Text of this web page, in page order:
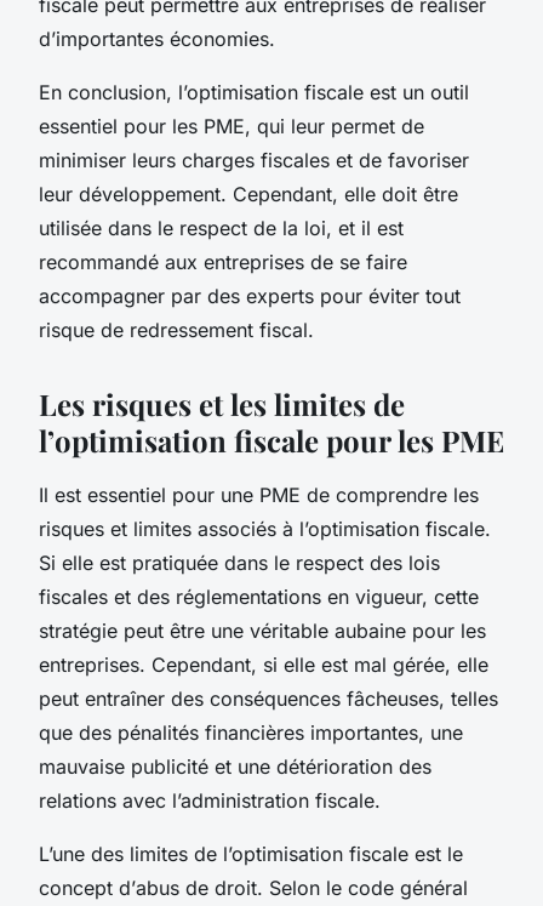
d’importantes économies.
En conclusion, l’optimisation fiscale est un outil
essentiel pour les PME, qui leur permet de
minimiser leurs charges fiscales et de favoriser
leur développement. Cependant, elle doit être
utilisée dans le respect de la loi, et il est
recommandé aux entreprises de se faire
accompagner par des experts pour éviter tout
risque de redressement fiscal.
Les risques et les limites de
l’optimisation fiscale pour les PME
Il est essentiel pour une PME de comprendre les
risques et limites associés à l’optimisation fiscale.
Si elle est pratiquée dans le respect des lois
fiscales et des réglementations en vigueur, cette
stratégie peut être une véritable aubaine pour les
entreprises. Cependant, si elle est mal gérée, elle
peut entraîner des conséquences fâcheuses, telles
que des pénalités financières importantes, une
mauvaise publicité et une détérioration des
relations avec l’administration fiscale.
L’une des limites de l’optimisation fiscale est le
concept d’abus de droit. Selon le code général